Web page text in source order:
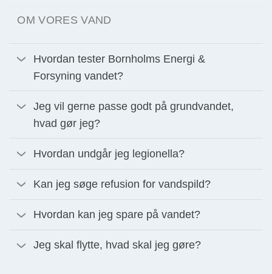
OM VORES VAND
Hvordan tester Bornholms Energi &
Forsyning vandet?
Jeg vil gerne passe godt på grundvandet,
hvad gør jeg?
Hvordan undgår jeg legionella?
Kan jeg søge refusion for vandspild?
Hvordan kan jeg spare på vandet?
Jeg skal flytte, hvad skal jeg gøre?